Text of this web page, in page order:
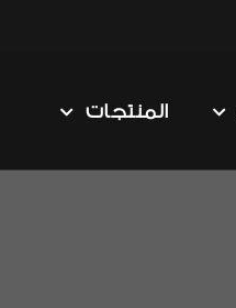
المنتجات